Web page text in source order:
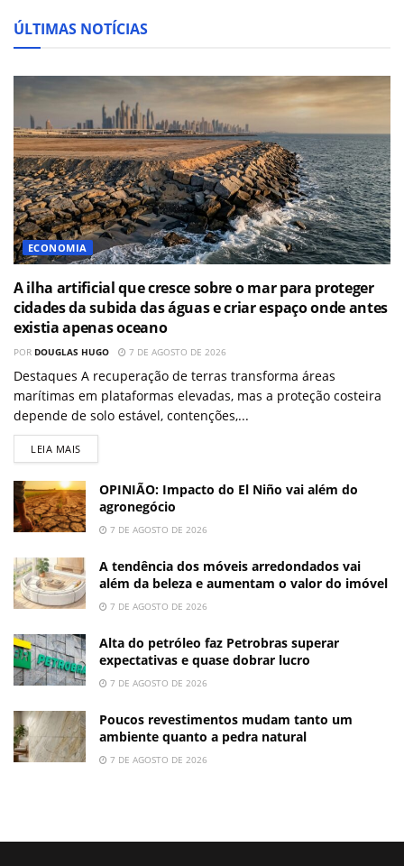
ÚLTIMAS NOTÍCIAS
ECONOMIA
A ilha artificial que cresce sobre o mar para proteger
cidades da subida das águas e criar espaço onde antes
existia apenas oceano
POR DOUGLAS HUGO 7 DE AGOSTO DE 2026
Destaques A recuperação de terras transforma áreas
marítimas em plataformas elevadas, mas a proteção costeira
depende de solo estável, contenções,...
LEIA MAIS
OPINIÃO: Impacto do El Niño vai além do
agronegócio
7 DE AGOSTO DE 2026
A tendência dos móveis arredondados vai
além da beleza e aumentam o valor do imóvel
7 DE AGOSTO DE 2026
Alta do petróleo faz Petrobras superar
expectativas e quase dobrar lucro
7 DE AGOSTO DE 2026
Poucos revestimentos mudam tanto um
ambiente quanto a pedra natural
7 DE AGOSTO DE 2026